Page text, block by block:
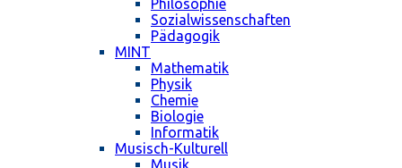
Philosophie
Sozialwissenschaften
Pädagogik
MINT
Mathematik
Physik
Chemie
Biologie
Informatik
Musisch-Kulturell
Musik